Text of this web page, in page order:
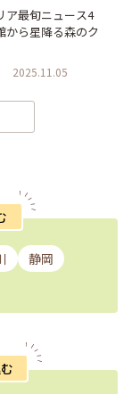
ア最旬ニュース4
から星降る森のク
2025.11.05
静岡